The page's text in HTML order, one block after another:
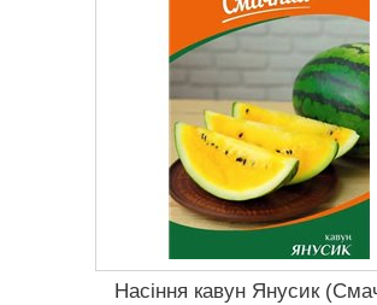
Насіння кавун Янусик